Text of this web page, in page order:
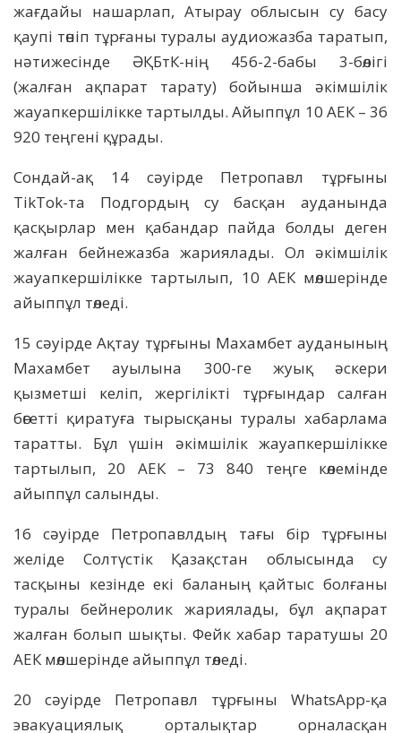
жағдайы нашарлап, Атырау облысын су басу
қаупі төніп тұрғаны туралы аудиожазба таратып,
нәтижесінде ӘҚБтК-нің 456-2-бабы 3-бөлігі
(жалған ақпарат тарату) бойынша әкімшілік
жауапкершілікке тартылды. Айыппұл 10 АЕК – 36
920 теңгені құрады.
Сондай-ақ 14 сәуірде Петропавл тұрғыны
TikTok-та Подгордың су басқан ауданында
қасқырлар мен қабандар пайда болды деген
жалған бейнежазба жариялады. Ол әкімшілік
жауапкершілікке тартылып, 10 АЕК мөлшерінде
айыппұл төледі.
15 сәуірде Ақтау тұрғыны Махамбет ауданының
Махамбет ауылына 300-ге жуық әскери
қызметші келіп, жергілікті тұрғындар салған
бөгетті қиратуға тырысқаны туралы хабарлама
таратты. Бұл үшін әкімшілік жауапкершілікке
тартылып, 20 АЕК – 73 840 теңге көлемінде
айыппұл салынды.
16 сәуірде Петропавлдың тағы бір тұрғыны
желіде Солтүстік Қазақстан облысында су
тасқыны кезінде екі баланың қайтыс болғаны
туралы бейнеролик жариялады, бұл ақпарат
жалған болып шықты. Фейк хабар таратушы 20
АЕК мөлшерінде айыппұл төледі.
20 сәуірде Петропавл тұрғыны WhatsApp-қа
эвакуациялық орталықтар орналасқан